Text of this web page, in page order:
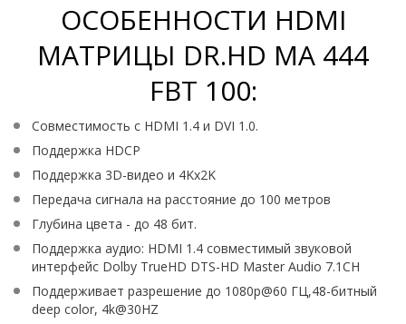
ОСОБЕННОСТИ HDMI
МАТРИЦЫ DR.HD MA 444
FBT 100:
Совместимость с HDMI 1.4 и DVI 1.0.
Поддержка HDCP
Поддержка 3D-видео и 4Kx2K
Передача сигнала на расстояние до 100 метров
Глубина цвета - до 48 бит.
Поддержка аудио: HDMI 1.4 совместимый звуковой
интерфейс Dolby TrueHD DTS-HD Master Audio 7.1CH
Поддерживает разрешение до 1080p@60 ГЦ,48-битный
deep color, 4k@30HZ